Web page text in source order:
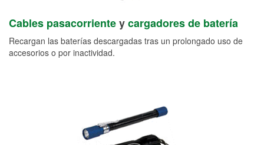
Cables pasacorrienteycargadores de batería
Recargan las baterías descargadas tras un prolongado uso de
accesorios o por inactividad.